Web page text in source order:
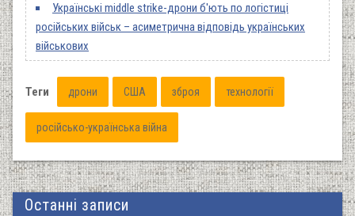
Українські middle strike-дрони б'ють по логістиці
російських військ – асиметрична відповідь українських
військових
Теги дрони США зброя технології
російсько-українська війна
Останні записи